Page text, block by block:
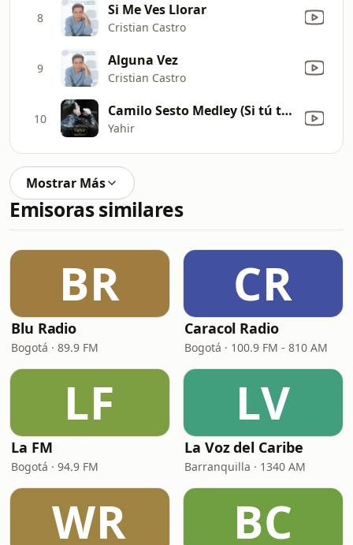
8 Si Me Ves Llorar
Cristian Castro
9 Alguna Vez
Cristian Castro
10 Camilo Sesto Medley (Si tú te vas / Perdóname / Jamás / Vivir así es morir de amor) [En Vivo]
Yahir
Mostrar Más
Emisoras similares
BR
Blu Radio
Bogotá · 89.9 FM
CR
Caracol Radio
Bogotá · 100.9 FM - 810 AM
LF
La FM
Bogotá · 94.9 FM
LV
La Voz del Caribe
Barranquilla · 1340 AM
WR BC